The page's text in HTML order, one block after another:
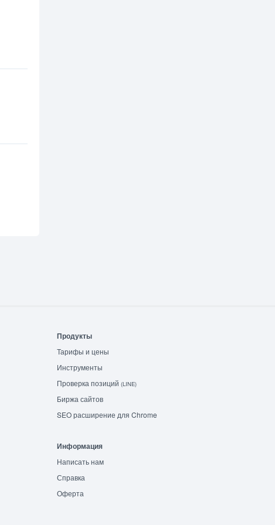
Продукты
Тарифы и цены
Инструменты
Проверка позиций (LINE)
Биржа сайтов
SEO расширение для Chrome
Информация
Написать нам
Справка
Оферта